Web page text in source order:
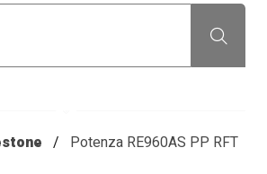
Recherche
Potenza RE960AS PP RFT